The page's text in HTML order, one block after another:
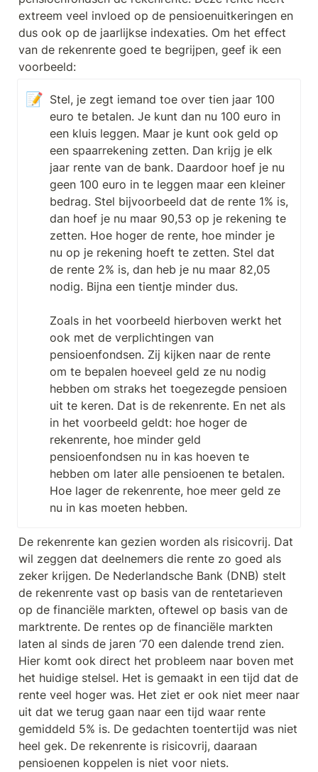
extreem veel invloed op de pensioenuitkeringen en
dus ook op de jaarlijkse indexaties. Om het effect
van de rekenrente goed te begrijpen, geef ik een
voorbeeld:
📝 Stel, je zegt iemand toe over tien jaar 100
euro te betalen. Je kunt dan nu 100 euro in
een kluis leggen. Maar je kunt ook geld op
een spaarrekening zetten. Dan krijg je elk
jaar rente van de bank. Daardoor hoef je nu
geen 100 euro in te leggen maar een kleiner
bedrag. Stel bijvoorbeeld dat de rente 1% is,
dan hoef je nu maar 90,53 op je rekening te
zetten. Hoe hoger de rente, hoe minder je
nu op je rekening hoeft te zetten. Stel dat
de rente 2% is, dan heb je nu maar 82,05
nodig. Bijna een tientje minder dus.
Zoals in het voorbeeld hierboven werkt het
ook met de verplichtingen van
pensioenfondsen. Zij kijken naar de rente
om te bepalen hoeveel geld ze nu nodig
hebben om straks het toegezegde pensioen
uit te keren. Dat is de rekenrente. En net als
in het voorbeeld geldt: hoe hoger de
rekenrente, hoe minder geld
pensioenfondsen nu in kas hoeven te
hebben om later alle pensioenen te betalen.
Hoe lager de rekenrente, hoe meer geld ze
nu in kas moeten hebben.
De rekenrente kan gezien worden als risicovrij. Dat
wil zeggen dat deelnemers die rente zo goed als
zeker krijgen. De Nederlandsche Bank (DNB) stelt
de rekenrente vast op basis van de rentetarieven
op de financiële markten, oftewel op basis van de
marktrente. De rentes op de financiële markten
laten al sinds de jaren ‘70 een dalende trend zien.
Hier komt ook direct het probleem naar boven met
het huidige stelsel. Het is gemaakt in een tijd dat de
rente veel hoger was. Het ziet er ook niet meer naar
uit dat we terug gaan naar een tijd waar rente
gemiddeld 5% is. De gedachten toentertijd was niet
heel gek. De rekenrente is risicovrij, daaraan
pensioenen koppelen is niet voor niets.